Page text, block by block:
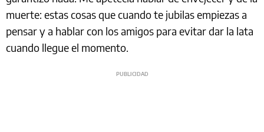
muerte: estas cosas que cuando te jubilas empiezas a
pensar y a hablar con los amigos para evitar dar la lata
cuando llegue el momento.